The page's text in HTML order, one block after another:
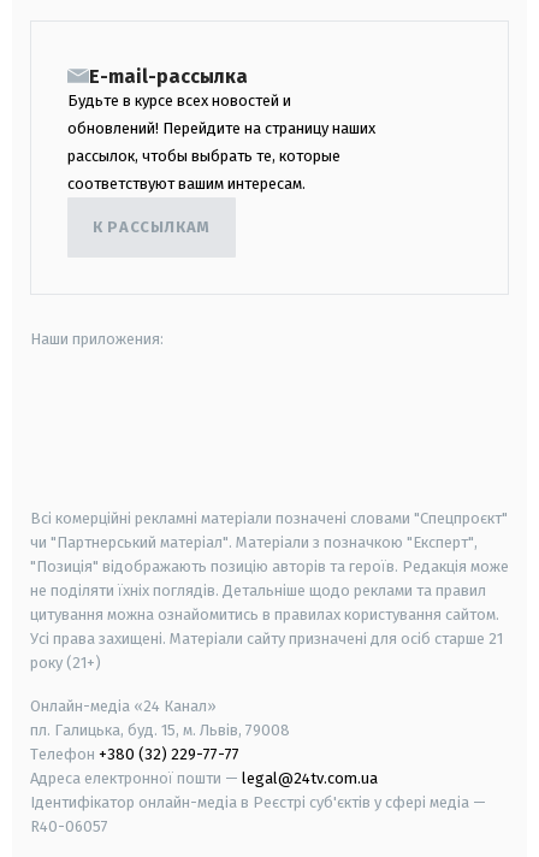
E-mail-рассылка
Будьте в курсе всех новостей и
обновлений! Перейдите на страницу наших
рассылок, чтобы выбрать те, которые
соответствуют вашим интересам.
К РАССЫЛКАМ
Наши приложения:
Всі комерційні рекламні матеріали позначені словами "Спецпроєкт"
чи "Партнерський матеріал". Матеріали з позначкою "Експерт",
"Позиція" відображають позицію авторів та героїв. Редакція може
не поділяти їхніх поглядів. Детальніше щодо реклами та правил
цитування можна ознайомитись в правилах користування сайтом.
Усі права захищені. Матеріали сайту призначені для осіб старше 21
року (21+)
Онлайн-медіа «24 Канал»
пл. Галицька, буд. 15, м. Львів, 79008
Телефон +380 (32) 229-77-77
Адреса електронної пошти — legal@24tv.com.ua
Ідентифікатор онлайн-медіа в Реєстрі суб'єктів у сфері медіа —
R40-06057